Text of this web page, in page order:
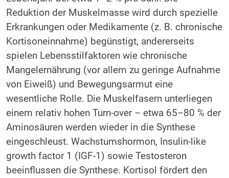
Reduktion der Muskelmasse wird durch spezielle
Erkrankungen oder Medikamente (z. B. chronische
Kortisoneinnahme) begünstigt, andererseits
spielen Lebensstilfaktoren wie chronische
Mangelernährung (vor allem zu geringe Aufnahme
von Eiweiß) und Bewegungsarmut eine
wesentliche Rolle. Die Muskelfasern unterliegen
einem relativ hohen Turn-over – etwa 65–80 % der
Aminosäuren werden wieder in die Synthese
eingeschleust. Wachstumshormon, Insulin-like
growth factor 1 (IGF-1) sowie Testosteron
beeinflussen die Synthese. Kortisol fördert den